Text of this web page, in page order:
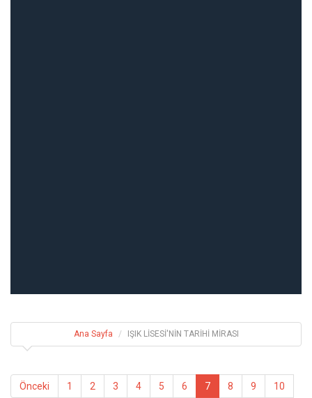
Ana Sayfa IŞIK LİSESİ'NİN TARİHİ MİRASI
Önceki 1 2 3 4 5 6 7 8 9 10